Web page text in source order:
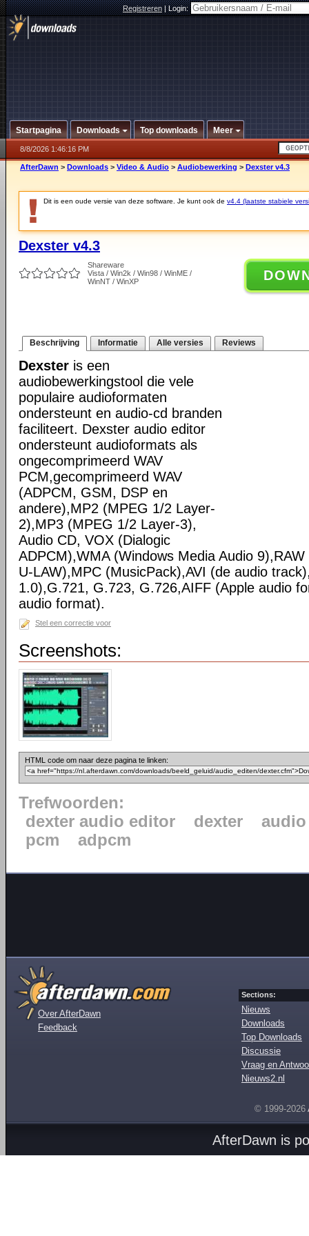
Registreren|Login:
Startpagina Downloads Top downloads Meer
8/8/2026 1:46:16 PM
AfterDawn > Downloads > Video & Audio > Audiobewerking > Dexster v4.3
Dit is een oude versie van deze software. Je kunt ook de v4.4 (laatste stabiele
Dexster v4.3
Shareware
Vista / Win2k / Win98 / WinME /
WinNT / WinXP
Beschrijving Informatie Alle versies Reviews
Dexster is een
audiobewerkingstool die vele
populaire audioformaten
ondersteunt en audio-cd branden
faciliteert. Dexster audio editor
ondersteunt audioformats als
ongecomprimeerd WAV
PCM,gecomprimeerd WAV
(ADPCM, GSM, DSP en
andere),MP2 (MPEG 1/2 Layer-
2),MP3 (MPEG 1/2 Layer-3),
Audio CD, VOX (Dialogic
ADPCM),WMA (Windows Media Audio
U-LAW),MPC (MusicPack),AVI (de audio
1.0),G.721, G.723, G.726,AIFF (Apple audio
audio format).
Stel een correctie voor
Screenshots:
HTML code om naar deze pagina te linken:
Trefwoorden:
dexter audio editor
dexter
audio
pcm
adpcm
Over AfterDawn
Feedback
Sections:
Nieuws
Downloads
Top Downloads
Discussie
Vraag en
Nieuws2.nl
© 1999-2026
AfterDawn is